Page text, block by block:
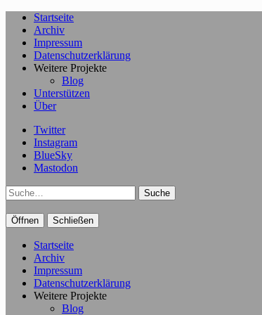
Startseite
Archiv
Impressum
Datenschutzerklärung
Weitere Projekte
Blog
Unterstützen
Über
Twitter
Instagram
BlueSky
Mastodon
Suche
Öffnen Schließen
Startseite
Archiv
Impressum
Datenschutzerklärung
Weitere Projekte
Blog